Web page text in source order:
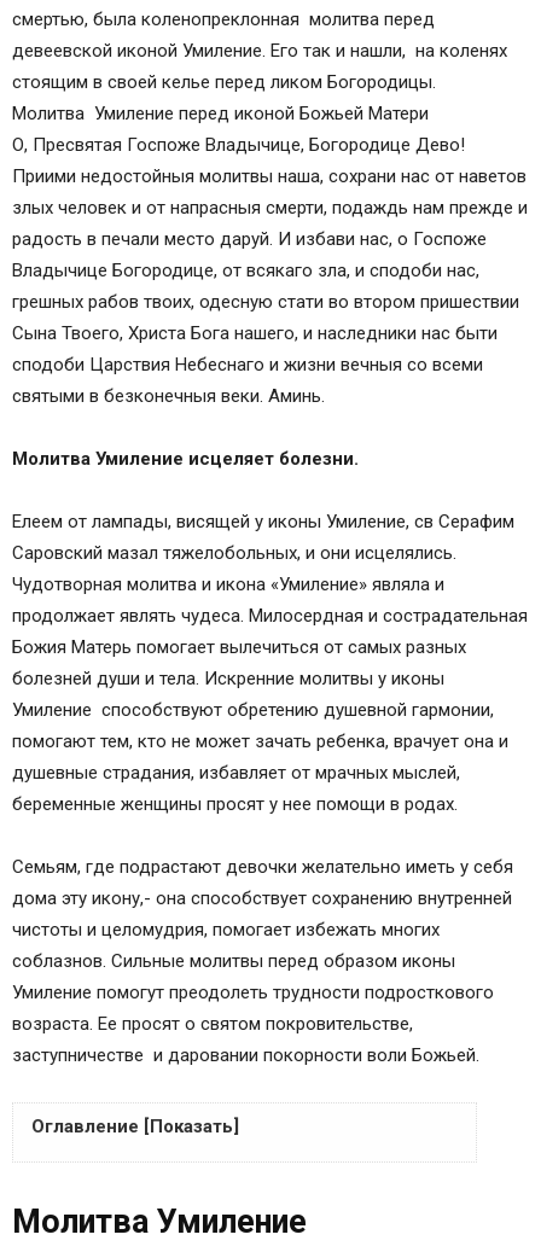
смертью, была коленопреклонная молитва перед
девеевской иконой Умиление. Его так и нашли, на коленях
стоящим в своей келье перед ликом Богородицы.
Молитва Умиление перед иконой Божьей Матери
О, Пресвятая Госпоже Владычице, Богородице Дево!
Приими недостойныя молитвы наша, сохрани нас от наветов
злых человек и от напрасныя смерти, подаждь нам прежде и
радость в печали место даруй. И избави нас, о Госпоже
Владычице Богородице, от всякаго зла, и сподоби нас,
грешных рабов твоих, одесную стати во втором пришествии
Сына Твоего, Христа Бога нашего, и наследники нас быти
сподоби Царствия Небеснаго и жизни вечныя со всеми
святыми в безконечныя веки. Аминь.
Молитва Умиление исцеляет болезни.
Елеем от лампады, висящей у иконы Умиление, св Серафим
Саровский мазал тяжелобольных, и они исцелялись.
Чудотворная молитва и икона «Умиление» являла и
продолжает являть чудеса. Милосердная и сострадательная
Божия Матерь помогает вылечиться от самых разных
болезней души и тела. Искренние молитвы у иконы
Умиление способствуют обретению душевной гармонии,
помогают тем, кто не может зачать ребенка, врачует она и
душевные страдания, избавляет от мрачных мыслей,
беременные женщины просят у нее помощи в родах.
Семьям, где подрастают девочки желательно иметь у себя
дома эту икону,- она способствует сохранению внутренней
чистоты и целомудрия, помогает избежать многих
соблазнов. Сильные молитвы перед образом иконы
Умиление помогут преодолеть трудности подросткового
возраста. Ее просят о святом покровительстве,
заступничестве и даровании покорности воли Божьей.
Оглавление [Показать]
Тропарь Божией Матери пред иконой Ея,
Молитва Умиление